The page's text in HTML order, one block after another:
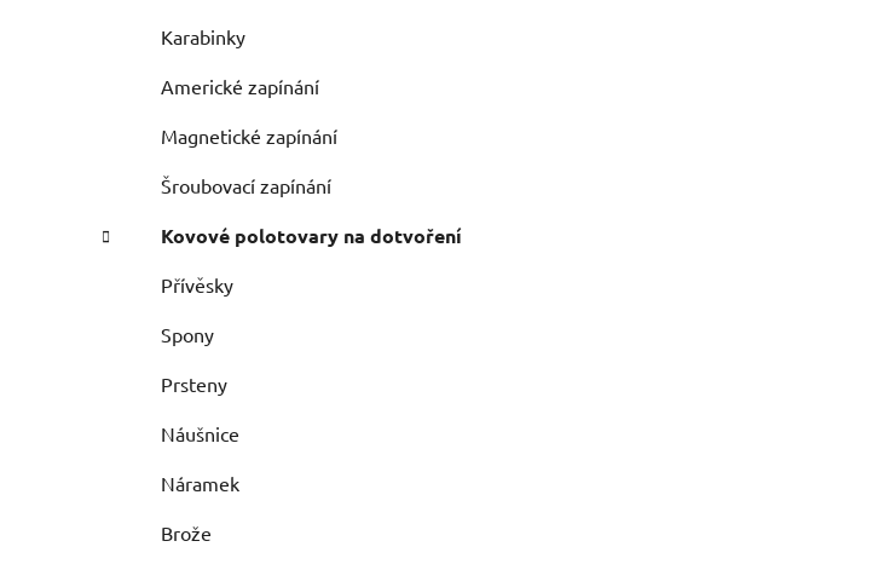
Karabinky
Americké zapínání
Magnetické zapínání
Šroubovací zapínání
Kovové polotovary na dotvoření
Přívěsky
Spony
Prsteny
Náušnice
Náramek
Brože